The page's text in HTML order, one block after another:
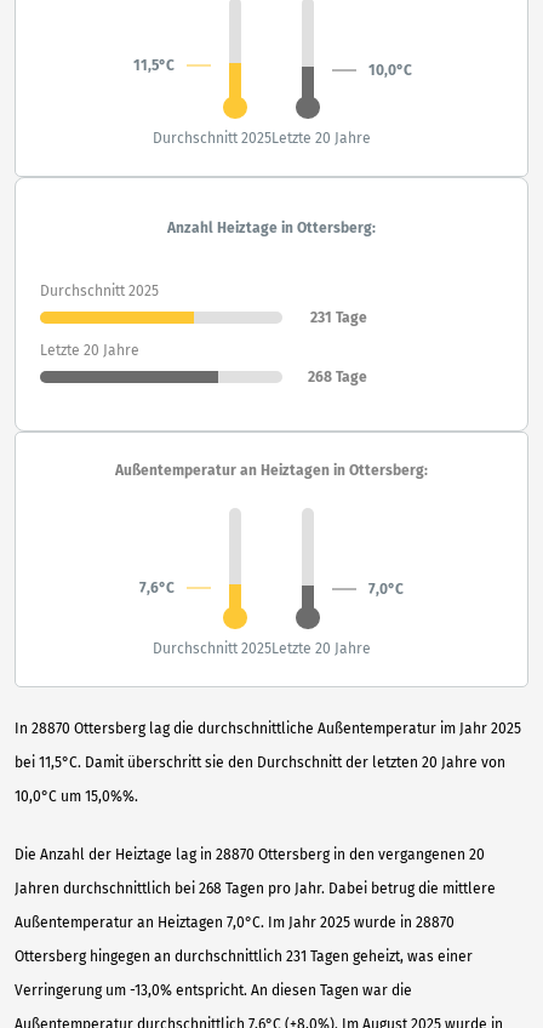
In 28870 Ottersberg lag die durchschnittliche Außentemperatur im Jahr 2025
bei 11,5°C. Damit überschritt sie den Durchschnitt der letzten 20 Jahre von
10,0°C um 15,0%%.
Die Anzahl der Heiztage lag in 28870 Ottersberg in den vergangenen 20
Jahren durchschnittlich bei 268 Tagen pro Jahr. Dabei betrug die mittlere
Außentemperatur an Heiztagen 7,0°C. Im Jahr 2025 wurde in 28870
Ottersberg hingegen an durchschnittlich 231 Tagen geheizt, was einer
Verringerung um -13,0% entspricht. An diesen Tagen war die
Außentemperatur durchschnittlich 7,6°C (+8,0%). Im August 2025 wurde in
11,5°C 10,0°C
Durchschnitt 2025Letzte 20 Jahre
Anzahl Heiztage in Ottersberg:
Durchschnitt 2025
231 Tage
Letzte 20 Jahre
268 Tage
Außentemperatur an Heiztagen in Ottersberg:
7,6°C 7,0°C
Durchschnitt 2025Letzte 20 Jahre